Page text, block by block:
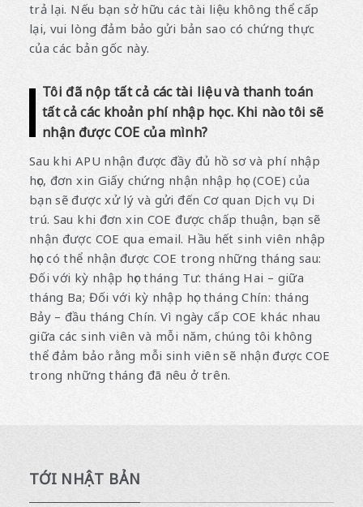
trả lại. Nếu bạn sở hữu các tài liệu không thể cấp
lại, vui lòng đảm bảo gửi bản sao có chứng thực
của các bản gốc này.
Tôi đã nộp tất cả các tài liệu và thanh toán
tất cả các khoản phí nhập học. Khi nào tôi sẽ
nhận được COE của mình?
Sau khi APU nhận được đầy đủ hồ sơ và phí nhập
học, đơn xin Giấy chứng nhận nhập học (COE) của
bạn sẽ được xử lý và gửi đến Cơ quan Dịch vụ Di
trú. Sau khi đơn xin COE được chấp thuận, bạn sẽ
nhận được COE qua email. Hầu hết sinh viên nhập
học có thể nhận được COE trong những tháng sau:
Đối với kỳ nhập học tháng Tư: tháng Hai – giữa
tháng Ba; Đối với kỳ nhập học tháng Chín: tháng
Bảy – đầu tháng Chín. Vì ngày cấp COE khác nhau
giữa các sinh viên và mỗi năm, chúng tôi không
thể đảm bảo rằng mỗi sinh viên sẽ nhận được COE
trong những tháng đã nêu ở trên.
TỚI NHẬT BẢN